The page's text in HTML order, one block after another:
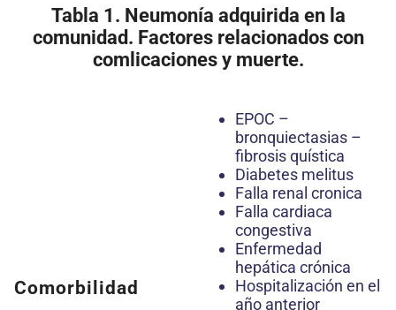
Tabla 1. Neumonía adquirida en la
comunidad. Factores relacionados con
comlicaciones y muerte.
Comorbilidad
EPOC –
bronquiectasias –
fibrosis quística
Diabetes melitus
Falla renal cronica
Falla cardiaca
congestiva
Enfermedad
hepática crónica
Hospitalización en el
año anterior